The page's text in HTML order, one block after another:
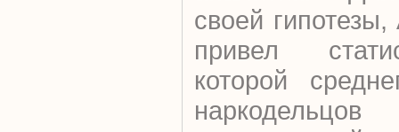
своей
привел
которой